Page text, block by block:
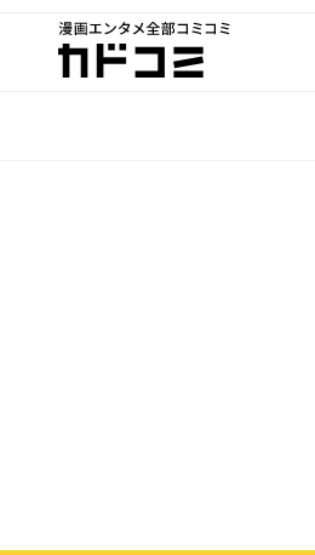
漫画エンタメ全部コミコミ
カドコミ